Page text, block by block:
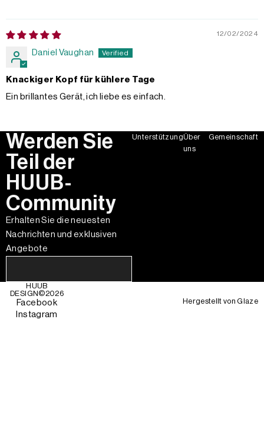
12/02/2024
Daniel Vaughan
Knackiger Kopf für kühlere Tage
Ein brillantes Gerät, ich liebe es einfach.
Werden Sie
Teil der
HUUB-
Community
Erhalten Sie die neuesten
Nachrichten und exklusiven
Angebote
UnterstützungÜber
uns
Gemeinschaft
HUUB
DESIGN©2026
Facebook
Instagram
Hergestellt vonGlaze